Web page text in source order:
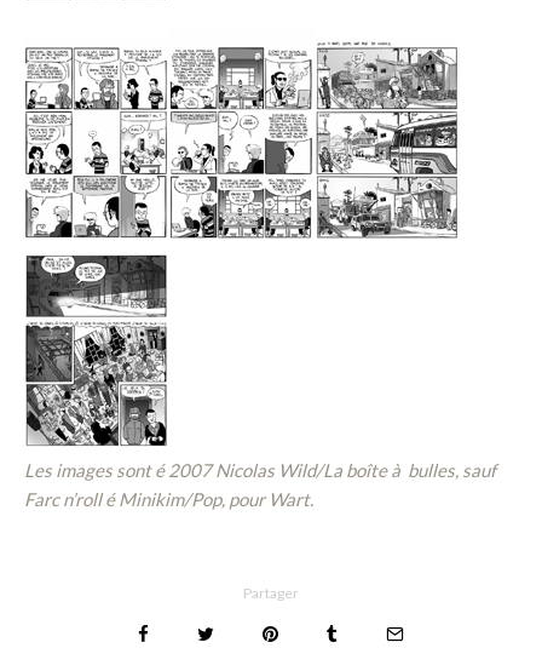
Les images sont é 2007 Nicolas Wild/La boîte à bulles, sauf
Farc n’roll é Minikim/Pop, pour Wart.
Partager